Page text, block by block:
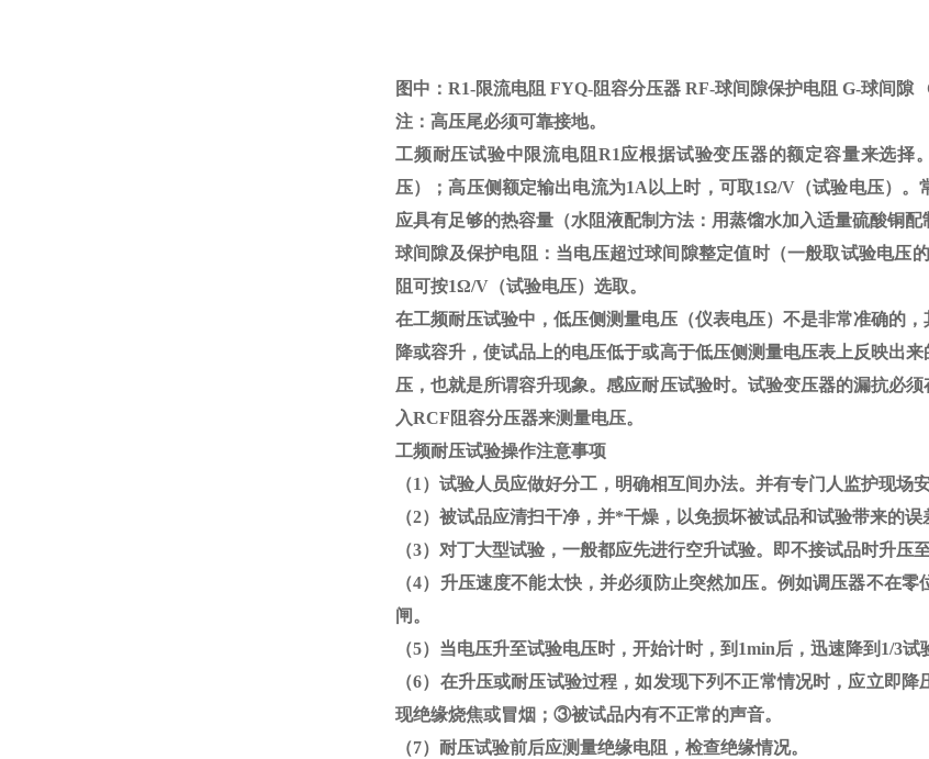
图中： R1-限流电阻 FYQ-阻容分压器 RF-球间隙保护电阻 G-球间隙
注：高压尾必须可靠接地。
工频耐压试验中限流电阻 R1应根据试验变压器的额定容量来选择
压）；高压侧额定输出电流为1A 以上时，可取1Ω/V（试验电压）。
应具有足够的热容量（水阻液配制方法：用蒸馏水加入适量硫酸铜配
球间隙及保护电阻：当电压超过球间隙整定值时（一般取试验电压的
阻可按1Ω/V（试验电压）选取。
在工频耐压试验中，低压侧测量电压（仪表电压）不是非常准确的
降或容升，使试品上的电压低于或高于低压侧测量电压表上反映出
压，也就是所谓容升现象。感应耐压试验时。试验变压器的漏抗必
入RCF阻容分压器来测量电压。
工频耐压试验操作注意事项
（1 ）试验人员应做好分工，明确相互间办法。并有专门人监护现场
（2）被试品应清扫干净，并*干燥，以免损坏被试品和试验带来的误
（3）对丁大型试验，一般都应先进行空升试验。即不接试品时升压
（4）升压速度不能太快，并必须防止突然加压。例如调压器不在
闸。
（5）当电压升至试验电压时，开始计时，到 1min后，迅速降到 1/3试
（6）在升压或耐压试验过程，如发现下列不正常情况时，应立即降
现绝缘烧焦或冒烟； ③被试品内有不正常的声音。
（7）耐压试验前后应测量绝缘电阻，检查绝缘情况。